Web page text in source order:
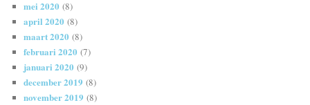
mei 2020 (8)
april 2020 (8)
maart 2020 (8)
februari 2020 (7)
januari 2020 (9)
december 2019 (8)
november 2019 (8)